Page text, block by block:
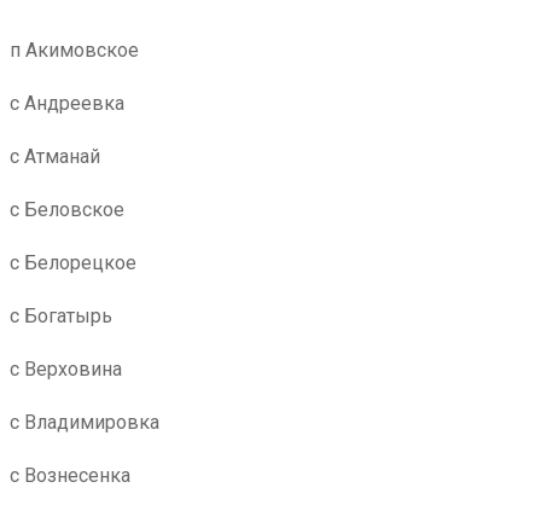
п Акимовское
с Андреевка
с Атманай
с Беловское
с Белорецкое
с Богатырь
с Верховина
с Владимировка
с Вознесенка